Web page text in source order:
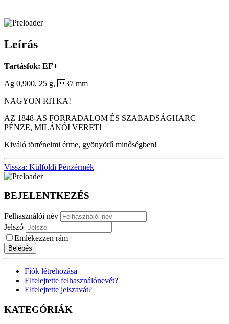
Leírás
Tartásfok: EF+
Ag 0,900, 25 g, 37 mm
NAGYON RITKA!
AZ 1848-AS FORRADALOM ÉS SZABADSÁGHARC
PÉNZE, MILÁNÓI VERET!
Kiváló történelmi érme, gyönyörű minőségben!
Vissza: Külföldi Pénzérmék
BEJELENTKEZÉS
Felhasználói név
Jelszó
Emlékezzen rám
Belépés
Fiók létrehozása
Elfelejtette felhasználónevét?
Elfelejtette jelszavát?
KATEGÓRIÁK